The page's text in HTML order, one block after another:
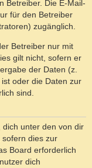
Betreiber. Die E-Mail-
für den Betreiber
zugänglich.
Betreiber nur mit
gilt nicht, sofern er
der Daten (z.
oder die Daten zur
sind.
unter den von dir
dies zur
Board erforderlich
dich